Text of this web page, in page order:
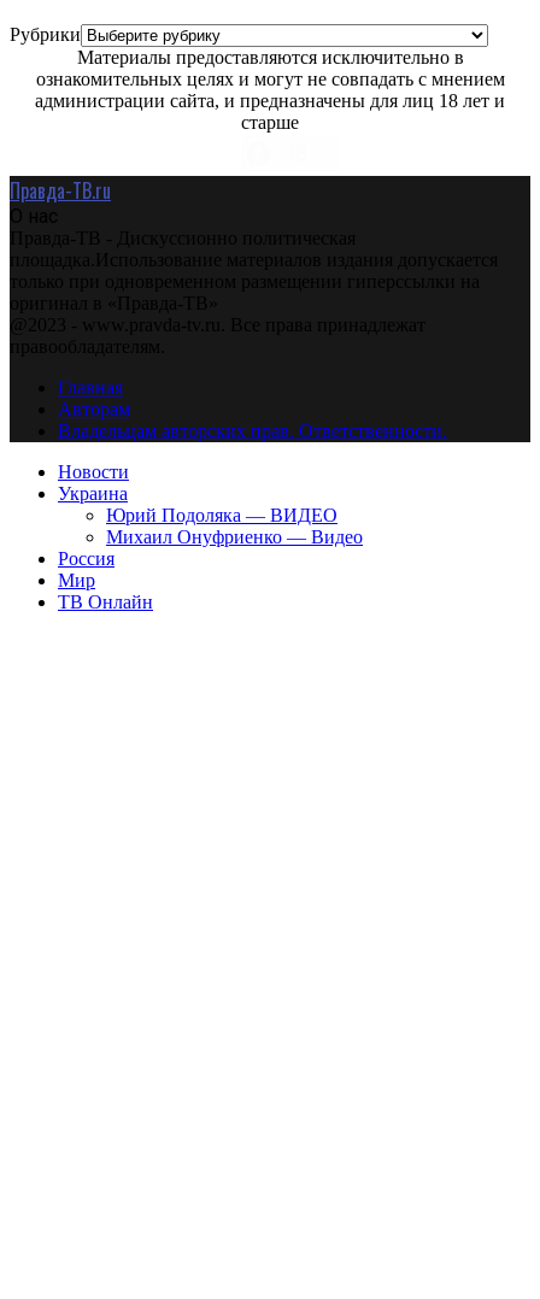
Рубрики
Материалы предоставляются исключительно в
ознакомительных целях и могут не совпадать с мнением
администрации сайта, и предназначены для лиц 18 лет и
старше
Правда-ТВ.ru
О нас
Правда-ТВ - Дискуссионно политическая
площадка.Использование материалов издания допускается
только при одновременном размещении гиперссылки на
оригинал в «Правда-ТВ»
@2023 - www.pravda-tv.ru. Все права принадлежат
правообладателям.
Главная
Авторам
Владельцам авторских прав. Ответственности.
Новости
Украина
Юрий Подоляка — ВИДЕО
Михаил Онуфриенко — Видео
Россия
Мир
ТВ Онлайн